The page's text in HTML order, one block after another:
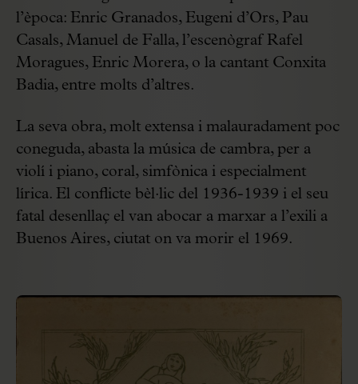
l’època: Enric Granados, Eugeni d’Ors, Pau
Casals, Manuel de Falla, l’escenògraf Rafel
Moragues, Enric Morera, o la cantant Conxita
Badia, entre molts d’altres.
La seva obra, molt extensa i malauradament poc
coneguda, abasta la música de cambra, per a
violí i piano, coral, simfònica i especialment
lírica. El conflicte bèl·lic del 1936-1939 i el seu
fatal desenllaç el van abocar a marxar a l’exili a
Buenos Aires, ciutat on va morir el 1969.